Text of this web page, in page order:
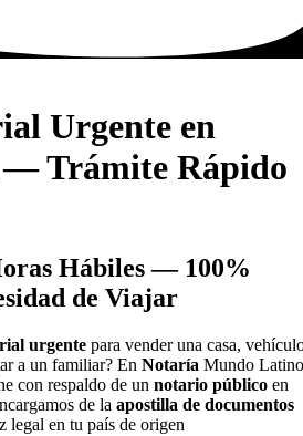
Urgente en
— Trámite Rápido
Hábiles — 100%
de Viajar
urgente para vender una casa,
a un familiar? En Notaría Mundo Latino
con respaldo de un notario público en
de la apostilla de documentos
legal en tu país de origen